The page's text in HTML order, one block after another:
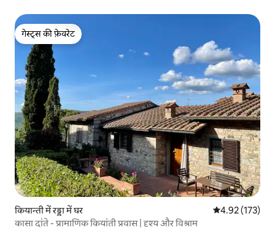
गेस्ट्स की फ़ेवरेट
गेस्ट्स की फ़ेवरेट
कियान्ती में रड्डा में घर औसत रेटिंग 5 में से
4.92 (173)
कासा दांते - प्रामाणिक कियांती प्रवास | दृश्य और विश्राम